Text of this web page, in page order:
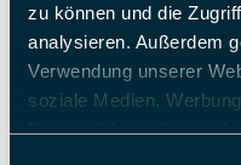
zu können und die
analysieren. Außerdem
Verwendung unserer
soziale Medien,